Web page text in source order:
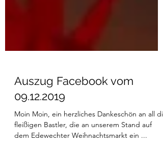
Auszug Facebook vom
09.12.2019
Moin Moin, ein herzliches Dankeschön an all die